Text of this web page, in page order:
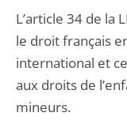
L’article 34 de la
le droit français
international et
aux droits de
mineurs.